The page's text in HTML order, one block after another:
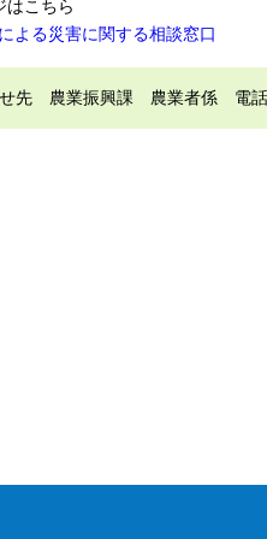
はこちら
よる災害に関する相談窓口
せ先 農業振興課 農業者係 電話